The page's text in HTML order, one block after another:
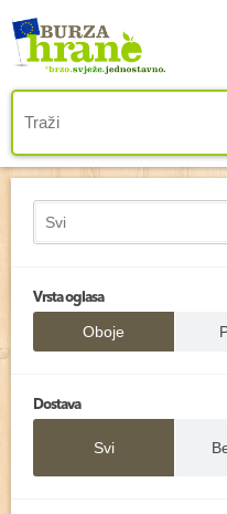
Vrsta oglasa
Oboje
Dostava
Svi